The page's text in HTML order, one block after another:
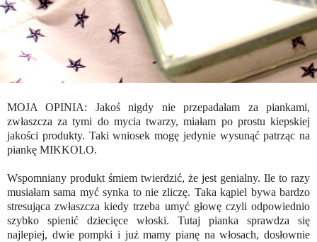
MOJA OPINIA: Jakoś nigdy nie przepadałam za piankami,
zwłaszcza za tymi do mycia twarzy, miałam po prostu kiepskiej
jakości produkty. Taki wniosek mogę jedynie wysunąć patrząc na
piankę MIKKOLO.
Wspomniany produkt śmiem twierdzić, że jest genialny. Ile to razy
musiałam sama myć synka to nie zliczę. Taka kąpiel bywa bardzo
stresująca zwłaszcza kiedy trzeba umyć głowę czyli odpowiednio
szybko spienić dziecięce włoski. Tutaj pianka sprawdza się
najlepiej, dwie pompki i już mamy pianę na włosach, dosłownie